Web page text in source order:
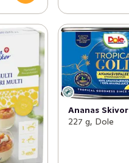
Ananas Skivor
227 g, Dole